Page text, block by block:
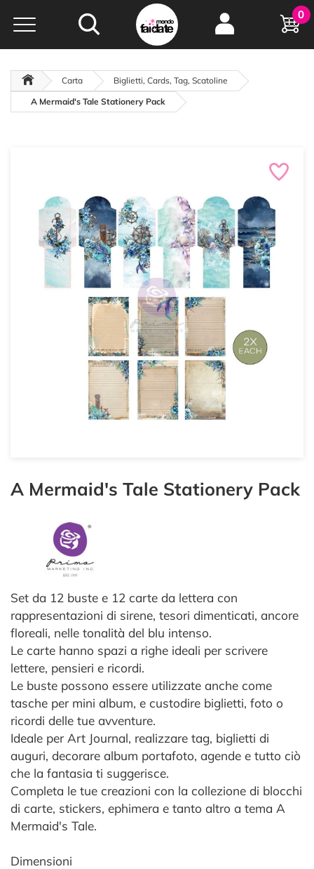
Hobby e
creatività...
oltre 15 anni online
0
Carta
Biglietti, Cards, Tag, Scatoline
A Mermaid's Tale Stationery Pack
A Mermaid's Tale Stationery Pack
Set da 12 buste e 12 carte da lettera con
rappresentazioni di sirene, tesori dimenticati, ancore
floreali, nelle tonalità del blu intenso.
Le carte hanno spazi a righe ideali per scrivere
lettere, pensieri e ricordi.
Le buste possono essere utilizzate anche come
tasche per mini album, e custodire biglietti, foto o
ricordi delle tue avventure.
Ideale per Art Journal, realizzare tag, biglietti di
auguri, decorare album portafoto, agende e tutto ciò
che la fantasia ti suggerisce.
Completa le tue creazioni con la collezione di blocchi
di carte, stickers, ephimera e tanto altro a tema A
Mermaid's Tale.
Dimensioni